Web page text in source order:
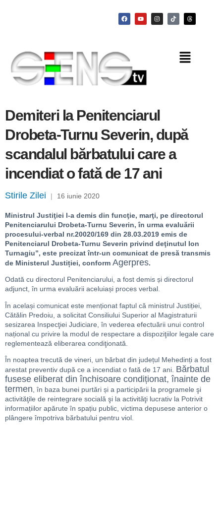
Demiteri la Penitenciarul
Drobeta-Turnu Severin, după
scandalul bărbatului care a
incendiat o fată de 17 ani
Stirile Zilei | 16 iunie 2020
Ministrul Justiţiei l-a demis din funcţie, marţi, pe directorul
Penitenciarului Drobeta-Turnu Severin, în urma evaluării
procesului-verbal nr.20020/169 din 28.03.2019 emis de
Penitenciarul Drobeta-Turnu Severin privind deţinutul Ion
Turnagiu”, este precizat într-un comunicat de presă transmis
de Ministerul Justiției, conform Agerpres.
Odată cu directorul Penitenciarului, a fost demis și directorul
adjunct, în urma evaluării aceluiași proces verbal.
În același comunicat este menționat faptul că ministrul Justiției,
Cătălin Predoiu, a solicitat Consiliului Superior al Magistraturii
sesizarea Inspecţiei Judiciare, în vederea efectuării unui control
național cu privire la modul de respectare a dispoziţiilor legale care
reglementează eliberarea condiţionată.
În noaptea trecută de vineri, un bărbat din județul Mehedinți a fost
arestat preventiv după ce a incendiat o fată de 17 ani. Bărbatul
fusese eliberat din închisoare condiționat, înainte de
termen , în baza bunei purtări și a participării la programele şi
activităţile de reintegrare socială şi la activităţi lucrativ la Potrivit
informațiilor apărute în spațiu public, victima depusese anterior o
plângere împotriva bărbatului pentru viol.